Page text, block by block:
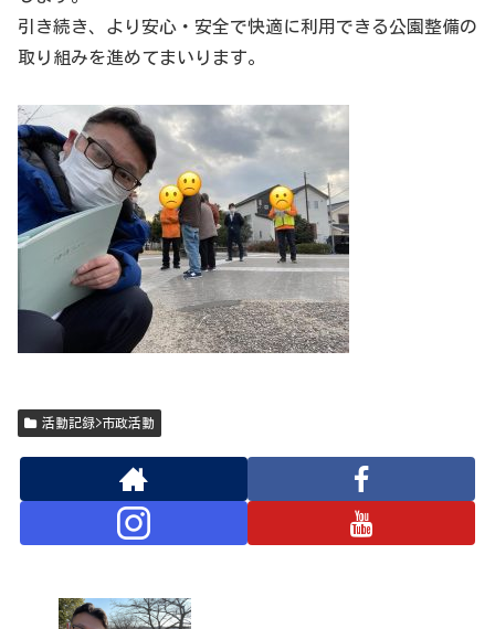
引き続き、より安心・安全で快適に利用できる公園整備の
取り組みを進めてまいります。
活動記録>市政活動